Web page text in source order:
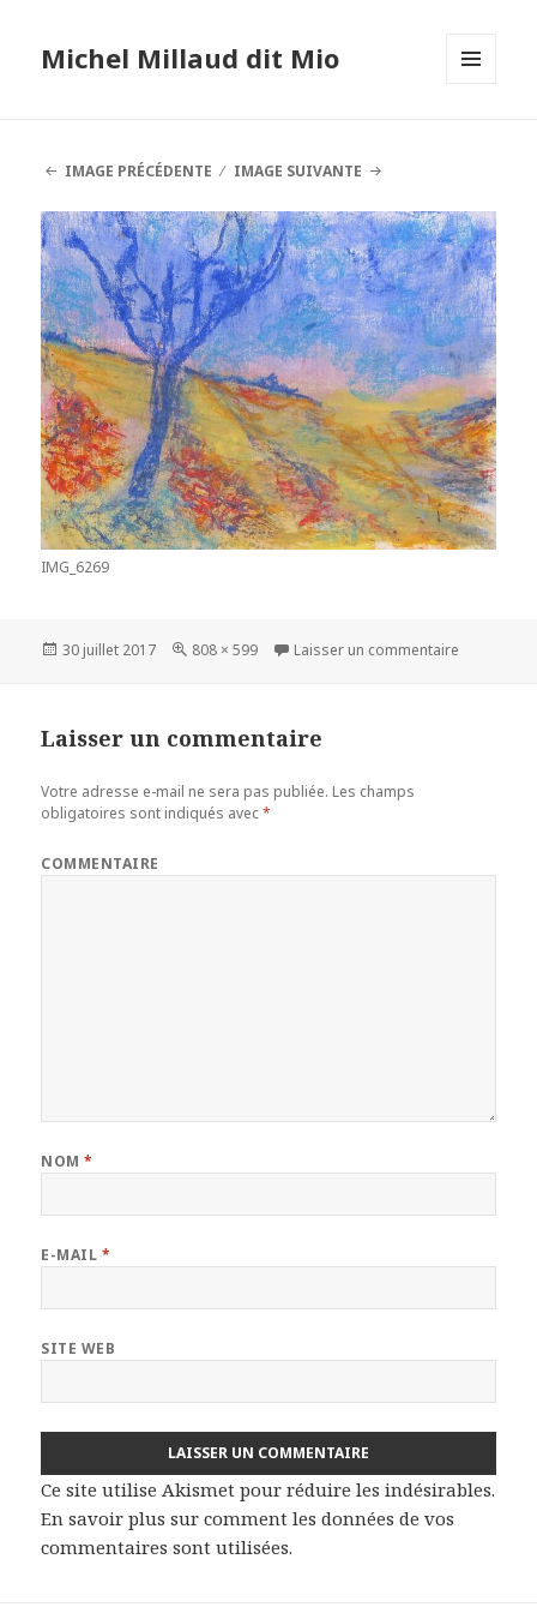
Michel Millaud dit Mio
IMAGE PRÉCÉDENTE
IMAGE SUIVANTE
IMG_6269
Publié
30 juillet 2017
Taille
808 × 599 Laisser un commentaire
Laisser un commentaire
Votre adresse e-mail ne sera pas publiée. Les champs
obligatoires sont indiqués avec*
COMMENTAIRE
NOM*
E-MAIL *
SITE WEB
Ce site utilise Akismet pour réduire les indésirables.
En savoir plus sur comment les données de vos
commentaires sont utilisées.